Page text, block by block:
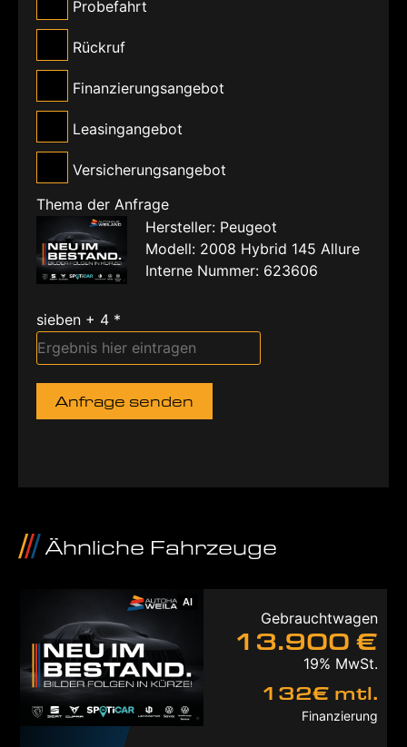
Probefahrt
Rückruf
Finanzierungsangebot
Leasingangebot
Versicherungsangebot
Thema der Anfrage
Hersteller: Peugeot
Modell: 2008 Hybrid 145 Allure
Interne Nummer: 623606
sieben + 4 *
Anfrage senden
Ähnliche Fahrzeuge
AI
Gebrauchtwagen
13.900 €
19% MwSt.
132€ mtl.
Finanzierung